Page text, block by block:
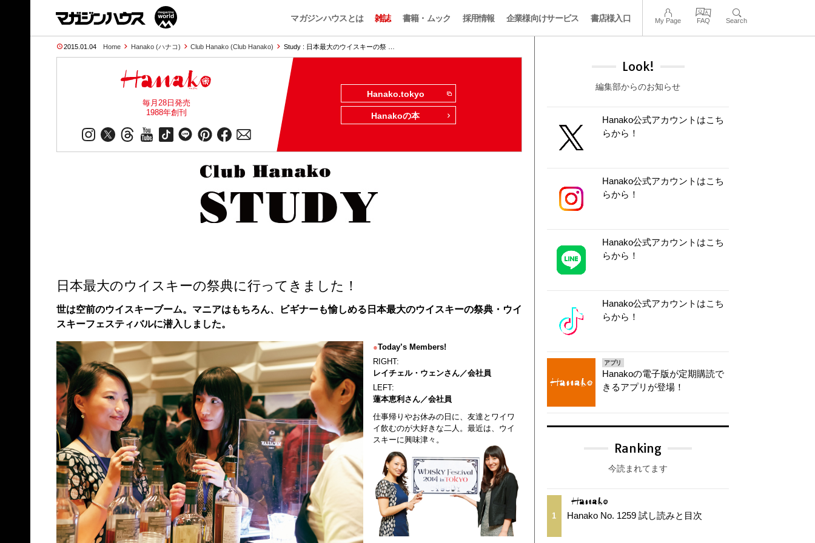
マガジンハウスとは 雑誌 書籍・ムック 採用情報 企業様向けサービス 書店様入口 My Page FAQ Search
2015.01.04 Home Hanako (ハナコ) Club Hanako (Club Hanako) Study : 日本最大のウイスキーの祭 …
毎月28日発売
1988年創刊
Hanako.tokyo
Hanakoの本
日本最大のウイスキーの祭典に行ってきました！
世は空前のウイスキーブーム。マニアはもちろん、ビギナーも愉しめる日本最大のウイスキーの祭典・ウイ
スキーフェスティバルに潜入しました。
●Today’s Members!
RIGHT:
レイチェル・ウェンさん／会社員
LEFT:
蓮本恵利さん／会社員
仕事帰りやお休みの日に、友達とワイワ
イ飲むのが大好きな二人。最近は、ウイ
スキーに興味津々。
Look!
編集部からのお知らせ
Hanako公式アカウントはこち
らから！
Hanako公式アカウントはこち
らから！
Hanako公式アカウントはこち
らから！
Hanako公式アカウントはこち
らから！
アプリ
Hanakoの電子版が定期購読で
きるアプリが登場！
Ranking
今読まれてます
1 Hanako No. 1259 試し読みと目次